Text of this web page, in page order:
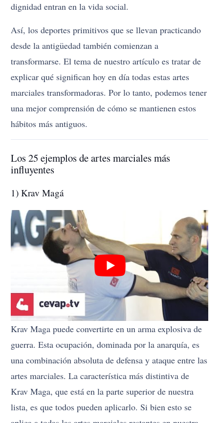
dignidad entran en la vida social.
Así, los deportes primitivos que se llevan practicando
desde la antigüedad también comienzan a
transformarse. El tema de nuestro artículo es tratar de
explicar qué significan hoy en día todas estas artes
marciales transformadoras. Por lo tanto, podemos tener
una mejor comprensión de cómo se mantienen estos
hábitos más antiguos.
Los 25 ejemplos de artes marciales más
influyentes
1) Krav Magá
Krav Maga puede convertirte en un arma explosiva de
guerra. Esta ocupación, dominada por la anarquía, es
una combinación absoluta de defensa y ataque entre las
artes marciales. La característica más distintiva de
Krav Maga, que está en la parte superior de nuestra
lista, es que todos pueden aplicarlo. Si bien esto se